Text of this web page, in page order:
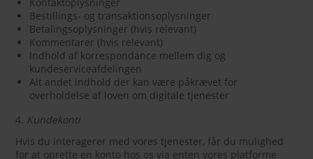
Bestillings- og transaktionsoplysninger
Betalingsoplysninger (hvis relevant)
Kommentarer (hvis relevant)
Indhold af korrespondance mellem dig og
kundeserviceafdelingen
Alt andet indhold der kan være påkrævet for
overholdelse af loven om digitale tjenester
4. Kundekonti
Hvis du interagerer med vores tjenester, får du mulighed
for at oprette en konto hos os via enten vores platforme